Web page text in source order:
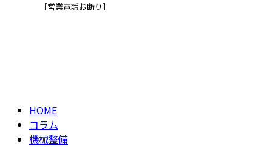
［営業電話お断り］
HOME
コラム
機械整備